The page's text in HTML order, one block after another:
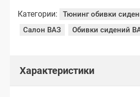
Категории:
Тюнинг обивки
Салон ВАЗ
Обивки сидений
Характеристики